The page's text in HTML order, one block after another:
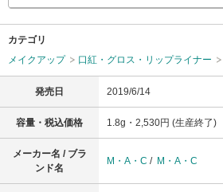
カテゴリ
メイクアップ
口紅・グロス・リップライナー
発売日 2019/6/14
容量・税込価格 1.8g・2,530円 (生産終了)
メーカー名 / ブラ
ンド名
M・A・C / M・A・C